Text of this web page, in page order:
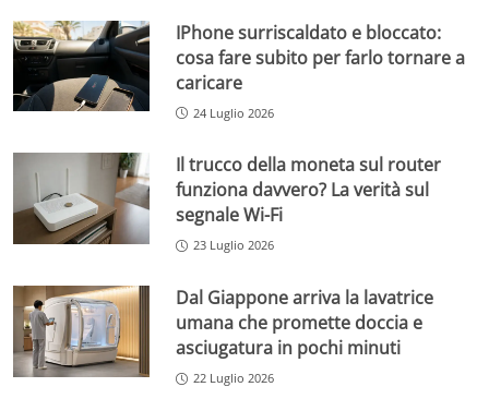
IPhone surriscaldato e bloccato:
cosa fare subito per farlo tornare a
caricare
24 Luglio 2026
Il trucco della moneta sul router
funziona davvero? La verità sul
segnale Wi-Fi
23 Luglio 2026
Dal Giappone arriva la lavatrice
umana che promette doccia e
asciugatura in pochi minuti
22 Luglio 2026